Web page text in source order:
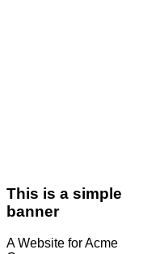
This is a simple
banner
A Website for Acme